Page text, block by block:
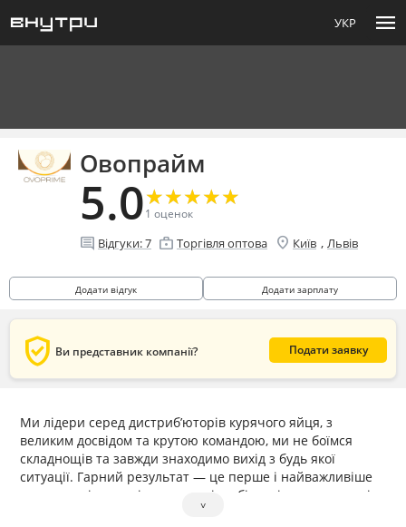
УКР menu
Овопрайм
5.0★
★★
★★
★★
★★
★
1 оценок
comment Відгуки:7 enterprise Торгівля оптова location_on Київ , Львів
Додати відгук Додати зарплату
verified_user Ви представник компанії? Подати заявку
Ми лідери серед дистриб’юторів курячого яйця, з
великим досвідом та крутою командою, ми не боїмся
складнощів та завжди знаходимо вихід з будь якої
ситуації. Гарний результат — це перше і найважливіше
чого ми очікуємо від наших співробітників та кандидатів.
˅